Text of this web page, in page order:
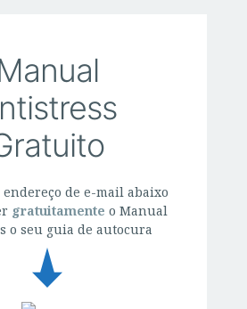
de e-mail abaixo
gratuitamente o Manual
o seu guia de autocura